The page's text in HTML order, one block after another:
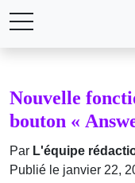
Nouvelle
bouton «
Par L'équipe
Publié le janvier 22,